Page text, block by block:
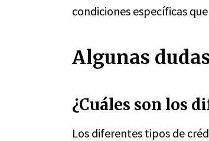
condiciones específicas
Algunas
¿Cuáles son los
Los diferentes tipos de